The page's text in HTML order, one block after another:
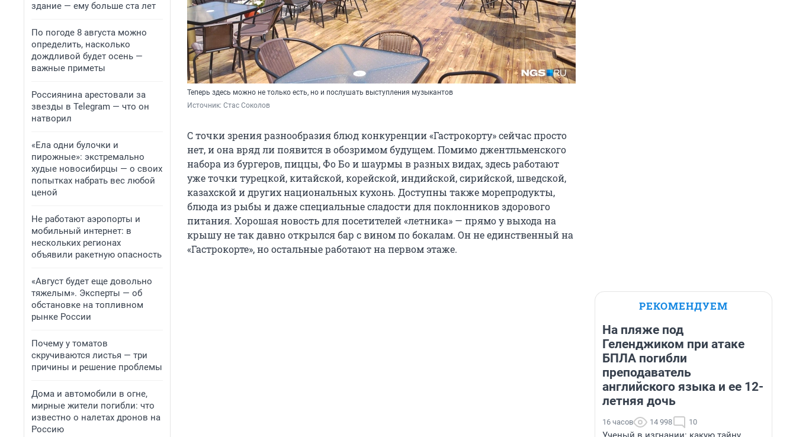
здание — ему больше ста лет
По погоде 8 августа можно
определить, насколько
дождливой будет осень —
важные приметы
Россиянина арестовали за
звезды в Telegram — что он
натворил
«Ела одни булочки и
пирожные»: экстремально
худые новосибирцы — о своих
попытках набрать вес любой
ценой
Не работают аэропорты и
мобильный интернет: в
нескольких регионах
объявили ракетную опасность
«Август будет еще довольно
тяжелым». Эксперты — об
обстановке на топливном
рынке России
Почему у томатов
скручиваются листья — три
причины и решение проблемы
Дома и автомобили в огне,
мирные жители погибли: что
известно о налетах дронов на
Россию
Теперь здесь можно не только есть, но и послушать выступления музыкантов
Источник: Стас Соколов
С точки зрения разнообразия блюд конкуренции «Гастрокорту» сейчас просто
нет, и она вряд ли появится в обозримом будущем. Помимо джентльменского
набора из бургеров, пиццы, Фо Бо и шаурмы в разных видах, здесь работают
уже точки турецкой, китайской, корейской, индийской, сирийской, шведской,
казахской и других национальных кухонь. Доступны также морепродукты,
блюда из рыбы и даже специальные сладости для поклонников здорового
питания. Хорошая новость для посетителей «летника» — прямо у выхода на
крышу не так давно открылся бар с вином по бокалам. Он не единственный на
«Гастрокорте», но остальные работают на первом этаже.
РЕКОМЕНДУЕМ
На пляже под
Геленджиком при атаке
БПЛА погибли
преподаватель
английского языка и ее 12-
летняя дочь
16 часов 14 998 10